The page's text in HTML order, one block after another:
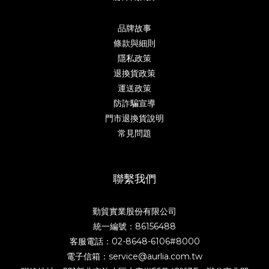
品牌故事
條款與細則
隱私政策
退換貨政策
運送政策
防詐騙宣導
門市退換貨說明
常見問題
聯繫我們
勤貿實業股份有限公司
統一編號：86156488
客服電話：02-8648-6106#8000
電子信箱：service@aurlia.com.tw